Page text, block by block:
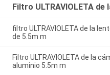
Filtro ULTRAVIOLETA de
filtro ULTRAVIOLETA de la
de 5.5m m
Filtro ULTRAVIOLETA de la
aluminio 5.5m m